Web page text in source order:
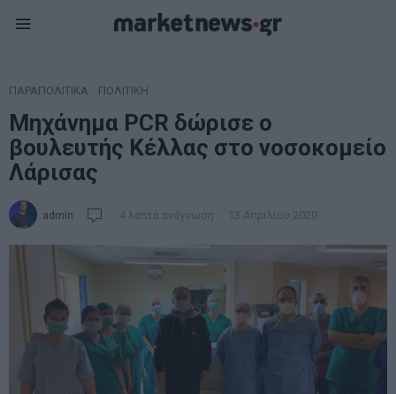
ΠΑΡΑΠΟΛΙΤΙΚΑ ΠΟΛΙΤΙΚΗ
Μηχάνημα PCR δώρισε ο
βουλευτής Κέλλας στο νοσοκομείο
Λάρισας
admin 4 λεπτά ανάγνωση 13 Απριλίου 2020